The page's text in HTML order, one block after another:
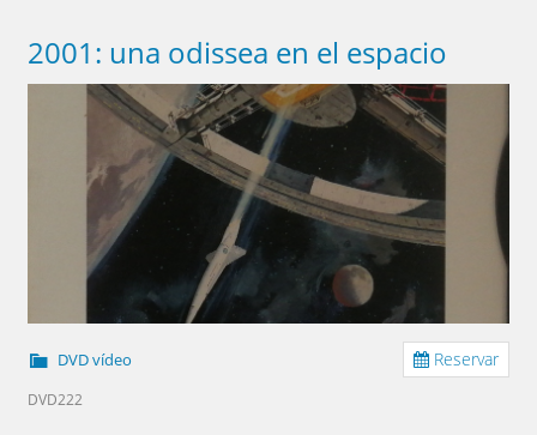
2001: una odissea en el espacio
Reservar
DVD vídeo
DVD222